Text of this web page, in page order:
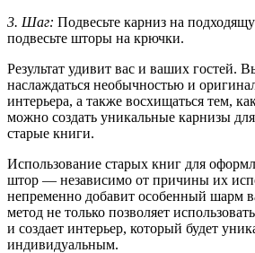
3. Шаг: Подвесьте карниз на
подвесьте шторы на крючки.
Результат удивит вас и ваших гостей.
наслаждаться необычностью и
интерьера, а также восхищаться тем,
можно создать уникальные карнизы
старые книги.
Использование старых книг для
штор — независимо от причины их
непременно добавит особенный шарм
метод не только позволяет
и создает интерьер, который будет
индивидуальным.